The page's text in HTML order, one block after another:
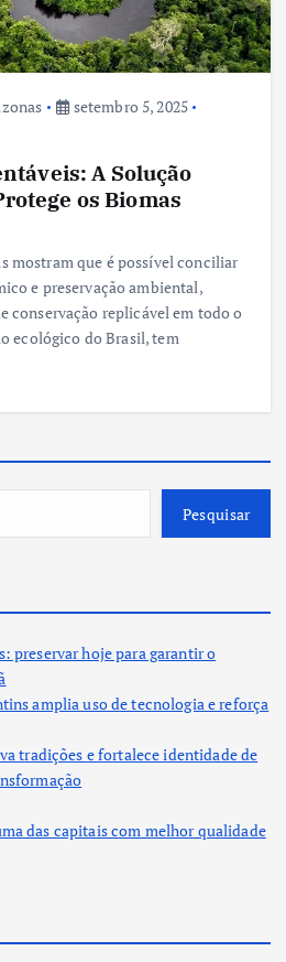
setembro 5, 2025
A Solução
os Biomas
mostram que é possível conciliar
e preservação ambiental,
conservação replicável em todo o
ecológico do Brasil, tem
Pesquisar
preservar hoje para garantir o
amplia uso de tecnologia e reforça
tradições e fortalece identidade de
das capitais com melhor qualidade